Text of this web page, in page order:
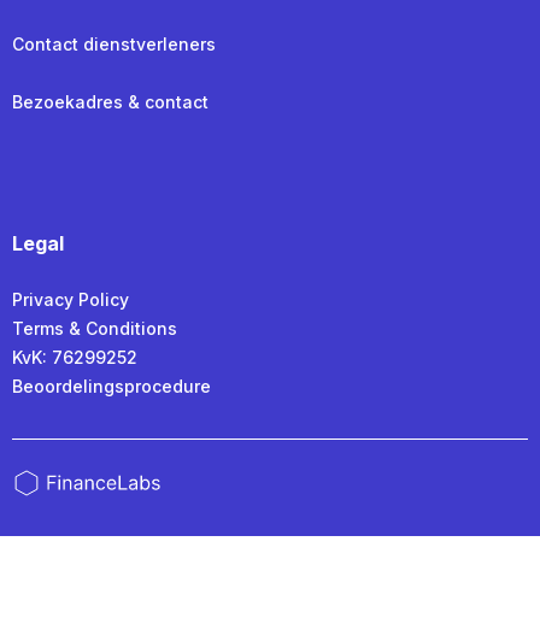
Contact dienstverleners
Bezoekadres & contact
Legal
Privacy Policy
Terms & Conditions
KvK: 76299252
Beoordelingsprocedure